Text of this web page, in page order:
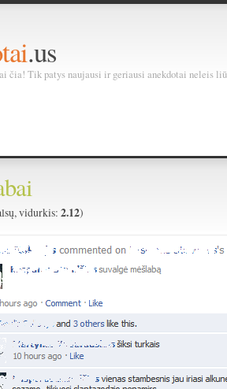
.us
čia! Tik patys naujausi ir geriausi anekdotai neleis
vidurkis:2.12)